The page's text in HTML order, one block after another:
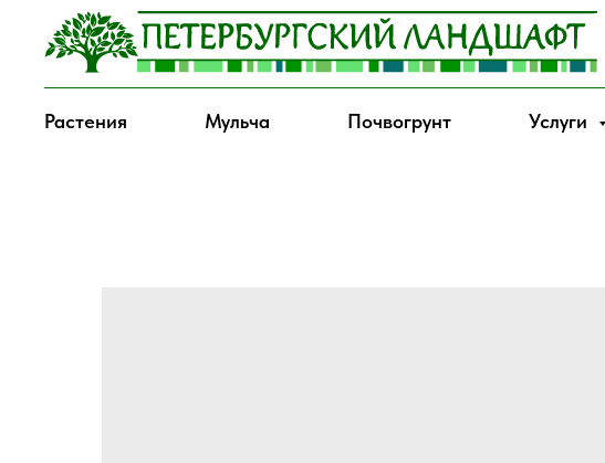
Растения Мульча Почвогрунт Услуги